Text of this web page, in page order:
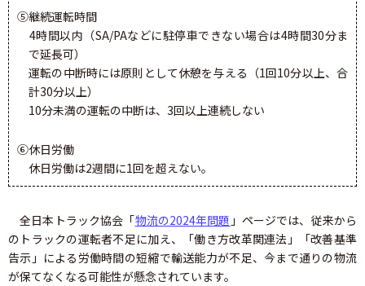
⑤継続運転時間
4時間以内（SA/PAなどに駐停車できない場合は4時間30分ま
で延長可）
運転の中断時には原則として休憩を与える（1回10分以上、合
計30分以上）
10分未満の運転の中断は、3回以上連続しない
⑥休日労働
休日労働は2週間に1回を超えない。
全日本トラック協会「物流の2024年問題 」ページでは、従来から
のトラックの運転者不足に加え、「働き方改革関連法」「改善基準
告示」による労働時間の短縮で輸送能力が不足、今まで通りの物流
が保てなくなる可能性が懸念されています。